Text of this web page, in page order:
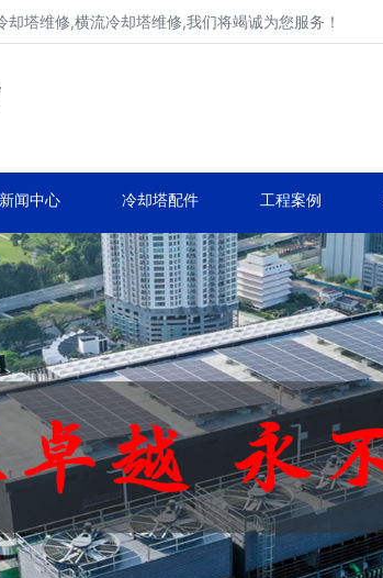
塔维修,横流冷却塔维修,我们将竭诚为您服务！
新闻中心 冷却塔配件 工程案例